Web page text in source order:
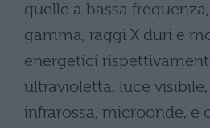
quelle a bassa
gamma, raggi X duri e
energetici
ultravioletta, luce
infrarossa, microonde, e